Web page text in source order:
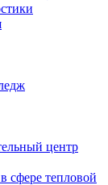
центр
сфере тепловой